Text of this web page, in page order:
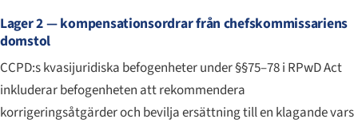
Lager 2 — kompensationsordrar från chefskommissariens
domstol
CCPD:s kvasijuridiska befogenheter under §§75–78 i RPwD Act
inkluderar befogenheten att rekommendera
korrigeringsåtgärder och bevilja ersättning till en klagande vars